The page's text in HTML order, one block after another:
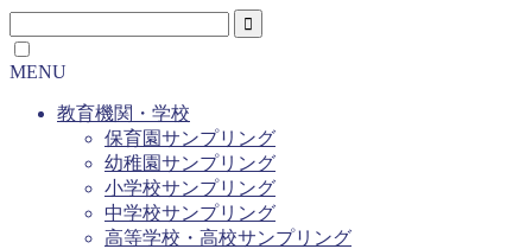
MENU
教育機関・学校
保育園サンプリング
幼稚園サンプリング
小学校サンプリング
中学校サンプリング
高等学校・高校サンプリング